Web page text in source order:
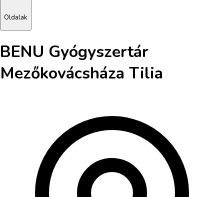
Oldalak
BENU Gyógyszertár
Mezőkovácsháza Tilia